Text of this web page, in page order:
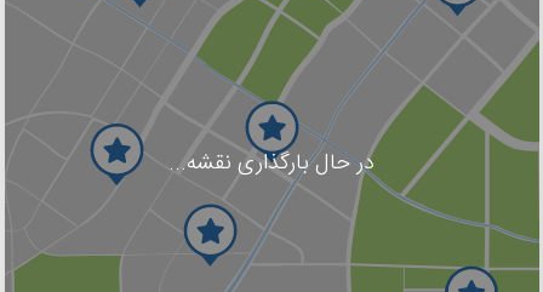
در حال بارگذاری نقشه...